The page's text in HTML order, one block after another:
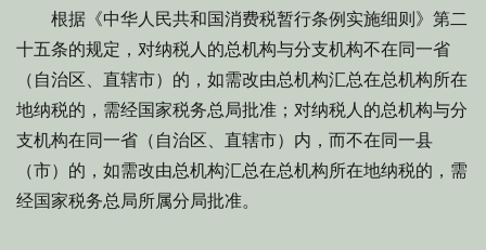
根据《中华人民共和国消费税暂行条例实施细则》第二
十五条的规定，对纳税人的总机构与分支机构不在同一省
（自治区、直辖市）的，如需改由总机构汇总在总机构所在
地纳税的，需经国家税务总局批准；对纳税人的总机构与分
支机构在同一省（自治区、直辖市）内，而不在同一县
（市）的，如需改由总机构汇总在总机构所在地纳税的，需
经国家税务总局所属分局批准。